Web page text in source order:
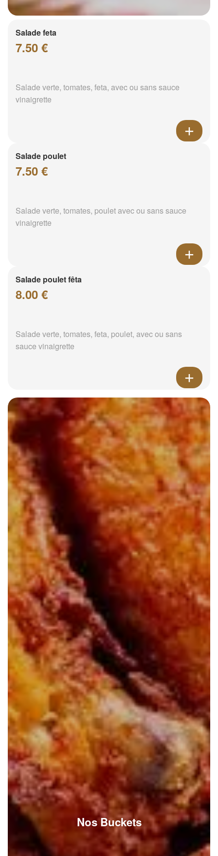
Salade feta
7.50 €
Salade verte, tomates, feta, avec ou sans sauce
vinaigrette
Salade poulet
7.50 €
Salade verte, tomates, poulet avec ou sans sauce
vinaigrette
Salade poulet fêta
8.00 €
Salade verte, tomates, feta, poulet, avec ou sans
sauce vinaigrette
Nos Buckets